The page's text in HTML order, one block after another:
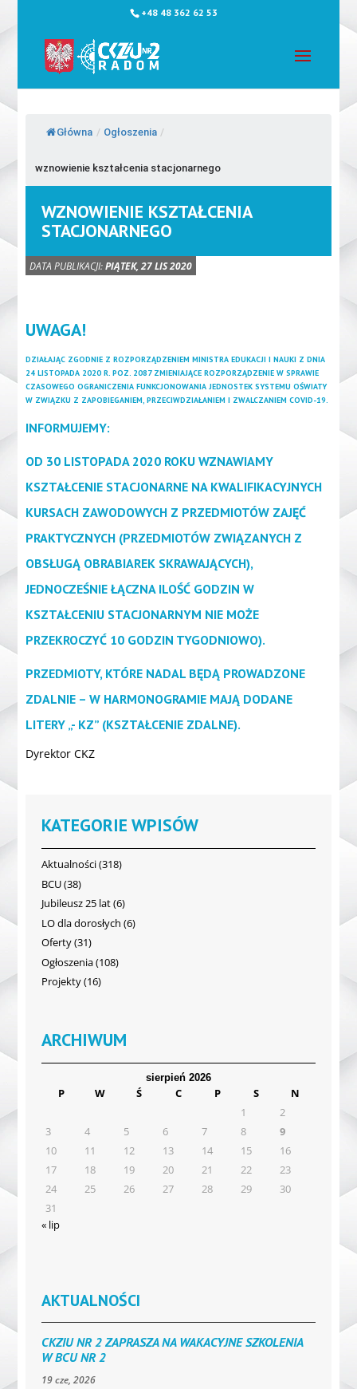
+48 48 362 62 53
Główna / Ogłoszenia /
wznowienie kształcenia stacjonarnego
WZNOWIENIE KSZTAŁCENIA
STACJONARNEGO
DATA PUBLIKACJI:PIĄTEK, 27 LIS 2020
UWAGA!
DZIAŁAJĄC ZGODNIE Z ROZPORZĄDZENIEM MINISTRA EDUKACJI I NAUKI Z DNIA
24 LISTOPADA 2020 R. POZ. 2087 ZMIENIAJĄCE ROZPORZĄDZENIE W SPRAWIE
CZASOWEGO OGRANICZENIA FUNKCJONOWANIA JEDNOSTEK SYSTEMU OŚWIATY
W ZWIĄZKU Z ZAPOBIEGANIEM, PRZECIWDZIAŁANIEM I ZWALCZANIEM COVID-19.
INFORMUJEMY:
OD 30 LISTOPADA 2020 ROKU WZNAWIAMY
KSZTAŁCENIE STACJONARNE NA KWALIFIKACYJNYCH
KURSACH ZAWODOWYCH Z PRZEDMIOTÓW ZAJĘĆ
PRAKTYCZNYCH (PRZEDMIOTÓW ZWIĄZANYCH Z
OBSŁUGĄ OBRABIAREK SKRAWAJĄCYCH),
JEDNOCZEŚNIE ŁĄCZNA ILOŚĆ GODZIN W
KSZTAŁCENIU STACJONARNYM NIE MOŻE
PRZEKROCZYĆ 10 GODZIN TYGODNIOWO).
PRZEDMIOTY, KTÓRE NADAL BĘDĄ PROWADZONE
ZDALNIE – W HARMONOGRAMIE MAJĄ DODANE
LITERY „- KZ” (KSZTAŁCENIE ZDALNE).
Dyrektor CKZ
KATEGORIE WPISÓW
Aktualności(318)
BCU(38)
Jubileusz 25 lat(6)
LO dla dorosłych (6)
Oferty(31)
Ogłoszenia(108)
Projekty(16)
ARCHIWUM
sierpień 2026
P W Ś C P S
N
1
2
3
4 5 6 7 8
9
10
11 12 13 14 15
16
17
18 19 20 21 22
23
24
25 26 27 28 29
30
31
« lip
AKTUALNOŚCI
CKZIU NR 2 ZAPRASZA NA WAKACYJNE SZKOLENIA
W BCU NR 2
19 cze, 2026